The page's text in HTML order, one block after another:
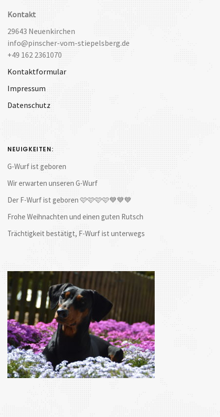
Kontakt
29643 Neuenkirchen
info@pinscher-vom-stiepelsberg.de
+49 162 2361070
Kontaktformular
Impressum
Datenschutz
NEUIGKEITEN:
G-Wurf ist geboren
Wir erwarten unseren G-Wurf
Der F-Wurf ist geboren 🩷🩷🩷🩷💙💙💙
Frohe Weihnachten und einen guten Rutsch
Trächtigkeit bestätigt, F-Wurf ist unterwegs